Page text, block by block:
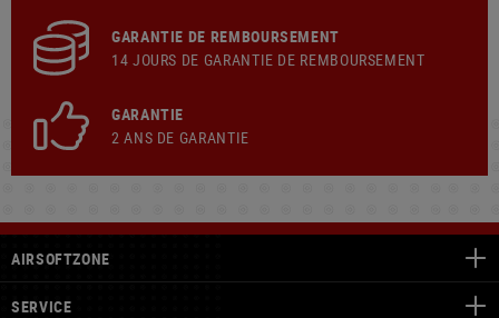
GARANTIE DE REMBOURSEMENT
14 JOURS DE GARANTIE DE REMBOURSEMENT
GARANTIE
2 ANS DE GARANTIE
AIRSOFTZONE
SERVICE